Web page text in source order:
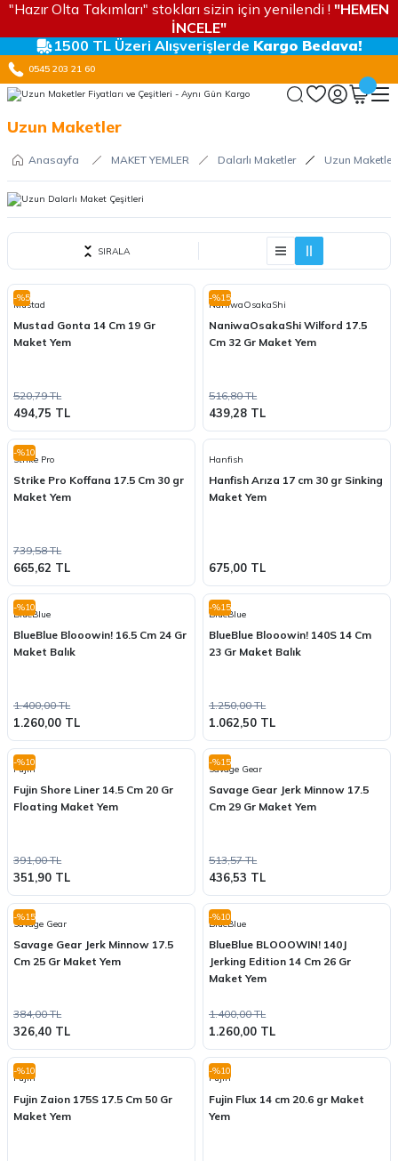
"Hazır Olta Takımları" stokları sizin için yenilendi ! "HEMEN
İNCELE"
1500 TL Üzeri Alışverişlerde Kargo Bedava!
0545 203 21 60
Uzun Maketler
Anasayfa MAKET YEMLER Dalarlı Maketler Uzun Maketler
SIRALA
-%5
Mustad
Mustad Gonta 14 Cm 19 Gr
Maket Yem
520,79 TL
494,75 TL
-%15
NaniwaOsakaShi
NaniwaOsakaShi Wilford 17.5
Cm 32 Gr Maket Yem
516,80 TL
439,28 TL
-%10
Strike Pro
Strike Pro Koffana 17.5 Cm 30 gr
Maket Yem
739,58 TL
665,62 TL
Hanfish
Hanfish Arıza 17 cm 30 gr Sinking
Maket Yem
675,00 TL
-%10
BlueBlue
BlueBlue Blooowin! 16.5 Cm 24 Gr
Maket Balık
1.400,00 TL
1.260,00 TL
-%15
BlueBlue
BlueBlue Blooowin! 140S 14 Cm
23 Gr Maket Balık
1.250,00 TL
1.062,50 TL
-%10
Fujin
Fujin Shore Liner 14.5 Cm 20 Gr
Floating Maket Yem
391,00 TL
351,90 TL
-%15
Savage Gear
Savage Gear Jerk Minnow 17.5
Cm 29 Gr Maket Yem
513,57 TL
436,53 TL
-%15
Savage Gear
Savage Gear Jerk Minnow 17.5
Cm 25 Gr Maket Yem
384,00 TL
326,40 TL
-%10
BlueBlue
BlueBlue BLOOOWIN! 140J
Jerking Edition 14 Cm 26 Gr
Maket Yem
1.400,00 TL
1.260,00 TL
-%10
Fujin
Fujin Zaion 175S 17.5 Cm 50 Gr
Maket Yem
-%10
Fujin
Fujin Flux 14 cm 20.6 gr Maket
Yem